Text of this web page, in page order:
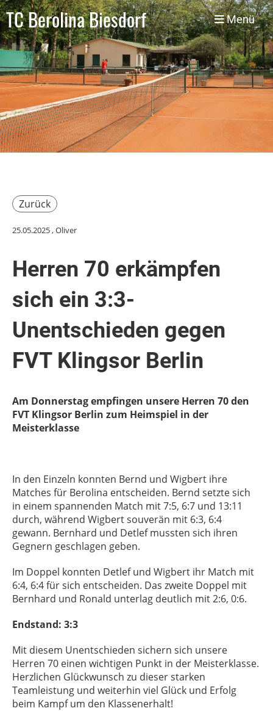
TC Berolina Biesdorf Menü
Zurück
25.05.2025, Oliver
Herren 70 erkämpfen
sich ein 3:3-
Unentschieden gegen
FVT Klingsor Berlin
Am Donnerstag empfingen unsere Herren 70 den
FVT Klingsor Berlin zum Heimspiel in der
Meisterklasse
In den Einzeln konnten Bernd und Wigbert ihre
Matches für Berolina entscheiden. Bernd setzte sich
in einem spannenden Match mit 7:5, 6:7 und 13:11
durch, während Wigbert souverän mit 6:3, 6:4
gewann. Bernhard und Detlef mussten sich ihren
Gegnern geschlagen geben.
Im Doppel konnten Detlef und Wigbert ihr Match mit
6:4, 6:4 für sich entscheiden. Das zweite Doppel mit
Bernhard und Ronald unterlag deutlich mit 2:6, 0:6.
Endstand: 3:3
Mit diesem Unentschieden sichern sich unsere
Herren 70 einen wichtigen Punkt in der Meisterklasse.
Herzlichen Glückwunsch zu dieser starken
Teamleistung und weiterhin viel Glück und Erfolg
beim Kampf um den Klassenerhalt!